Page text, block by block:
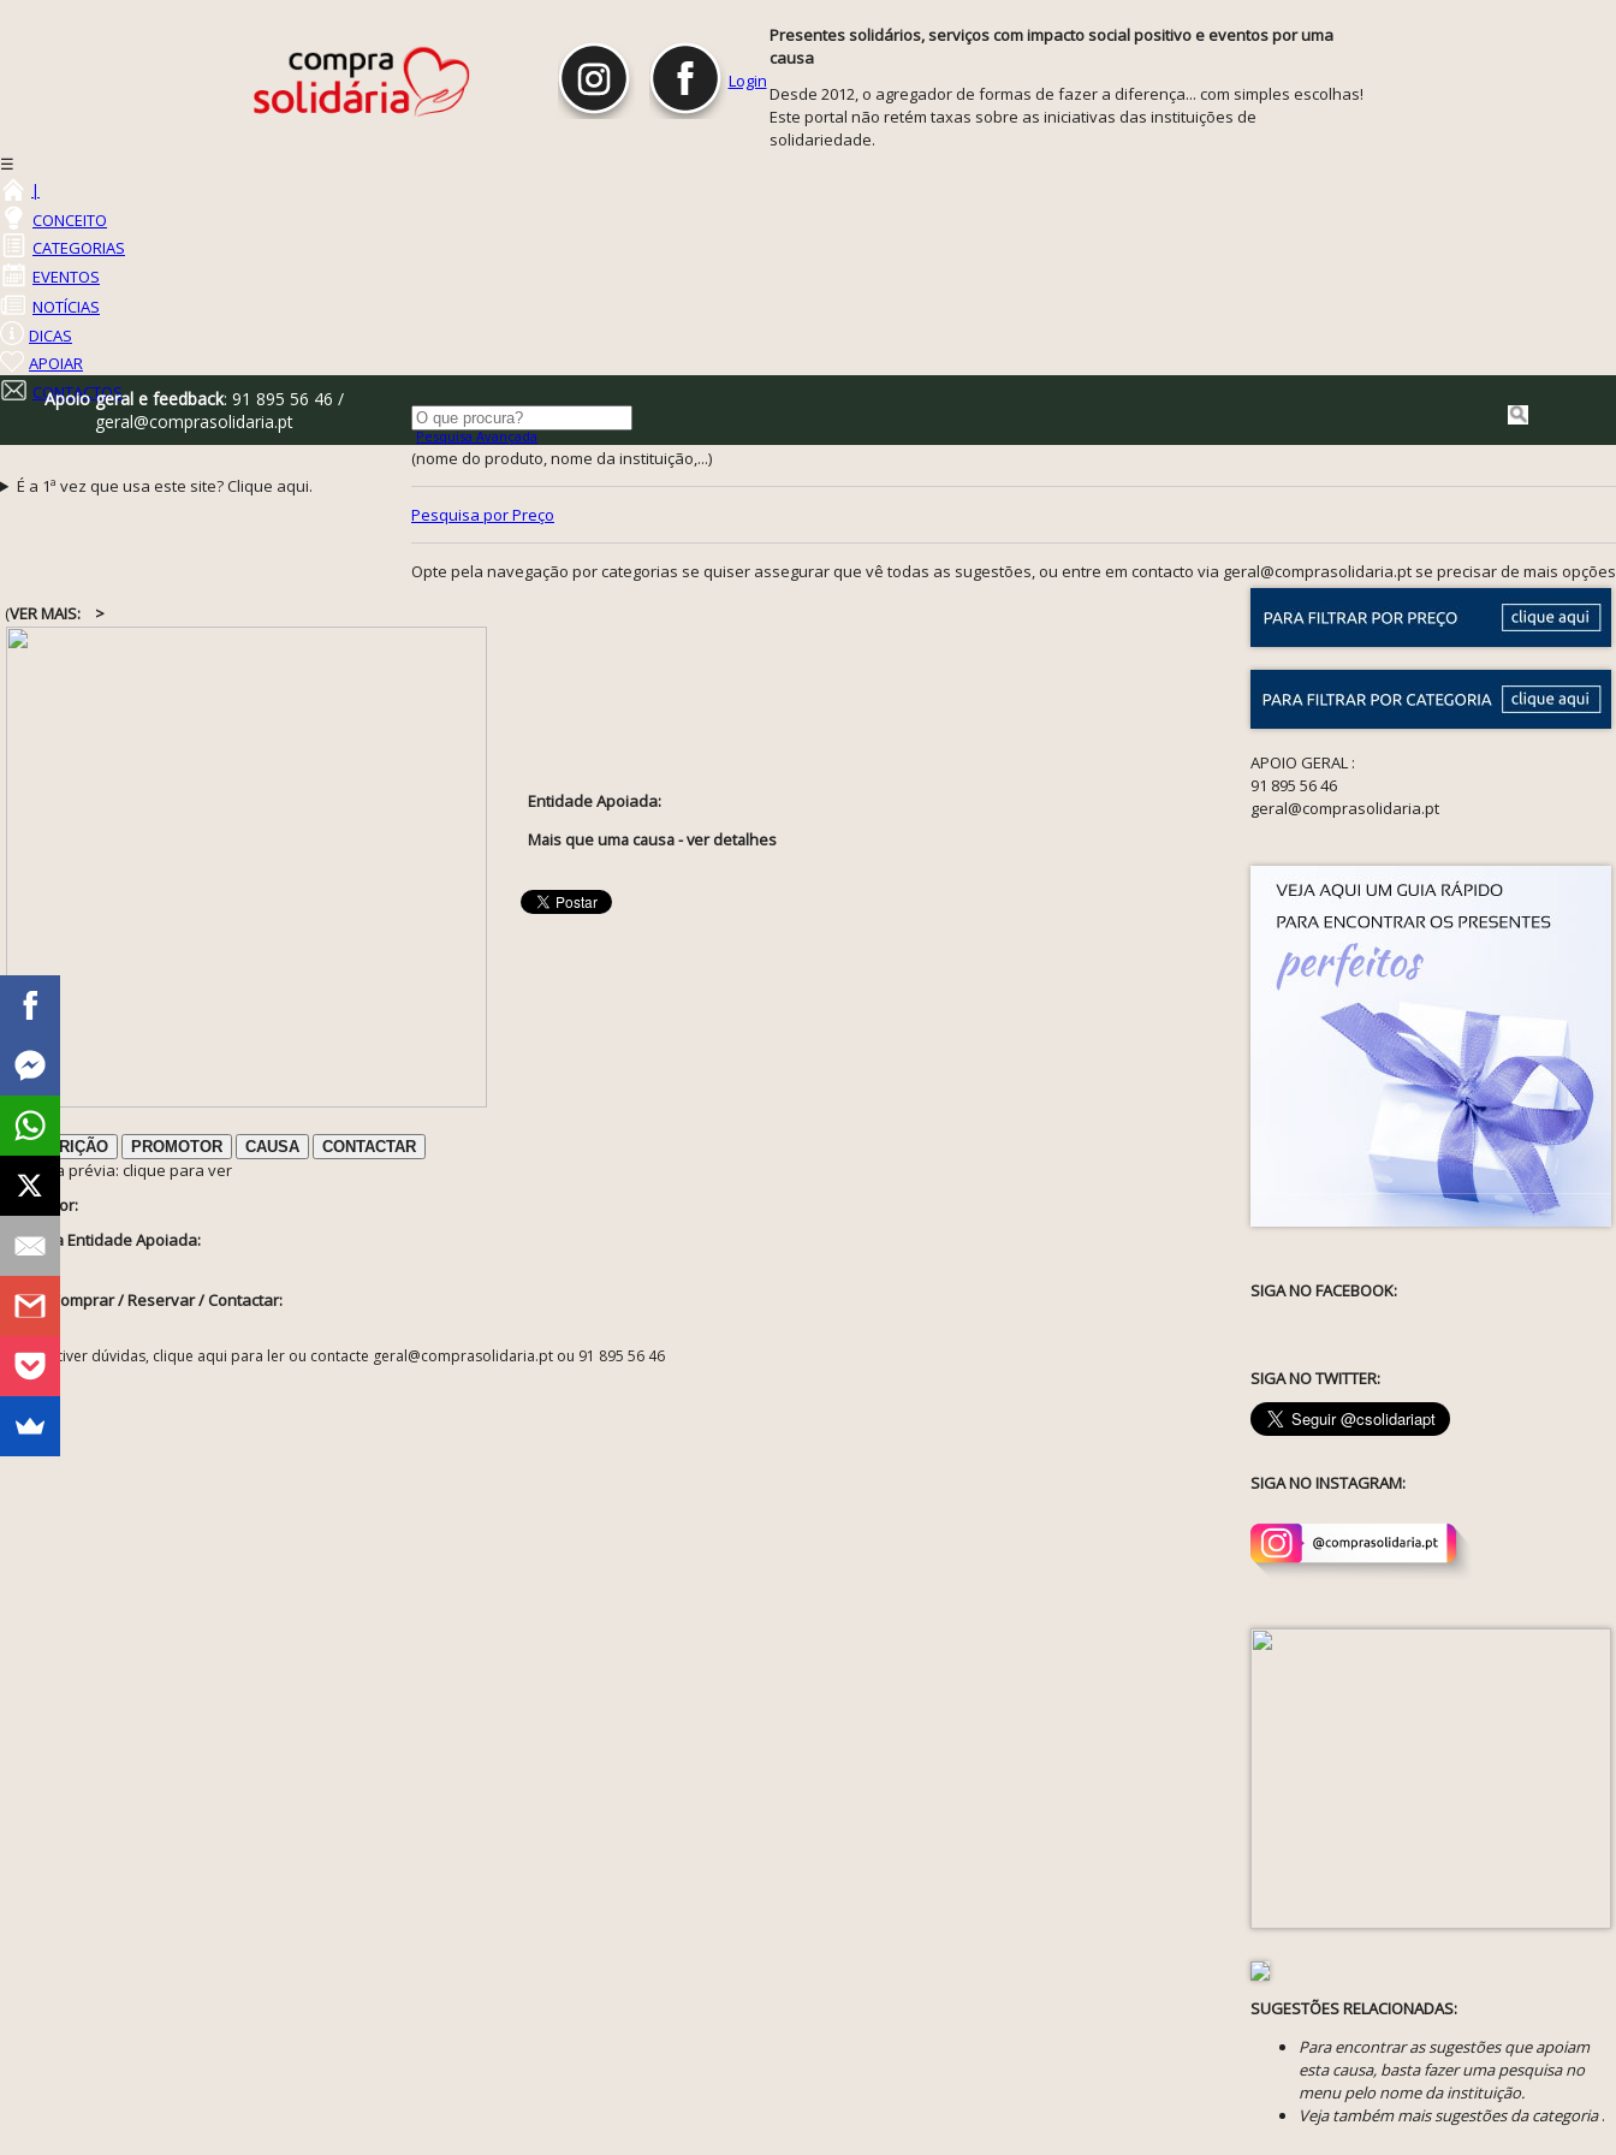
Login
Presentes solidários, serviços com impacto social positivo e eventos por uma
causa
Desde 2012, o agregador de formas de fazer a diferença... com simples escolhas!
Este portal não retém taxas sobre as iniciativas das instituições de
solidariedade.
☰
|
CONCEITO
CATEGORIAS
EVENTOS
NOTÍCIAS
DICAS
APOIAR
CONTACTOS
Pesquisa Avançada
(nome do produto, nome da instituição,...)
Pesquisa por Preço
Opte pela navegação por categorias se quiser assegurar que vê todas as sugestões, ou entre em contacto via geral@comprasolidaria.pt se precisar de mais opções
Apoio geral e feedback: 91 895 56 46 /
geral@comprasolidaria.pt
É a 1ª vez que usa este site? Clique aqui.
(VER MAIS: >
Entidade Apoiada:
Mais que uma causa - ver detalhes
DESCRIÇÃO PROMOTOR CAUSA CONTACTAR
ℹ️ Nota prévia: clique para ver
Promotor:
Sobre a Entidade Apoiada:
Como Comprar / Reservar / Contactar:
ℹ️ Se tiver dúvidas, clique aqui para ler ou contacte geral@comprasolidaria.pt ou 91 895 56 46
APOIO GERAL :
91 895 56 46
geral@comprasolidaria.pt
SIGA NO FACEBOOK:
SIGA NO TWITTER:
SIGA NO INSTAGRAM:
SUGESTÕES RELACIONADAS:
Para encontrar as sugestões que apoiam
esta causa, basta fazer uma pesquisa no
menu pelo nome da instituição.
Veja também mais sugestões da categoria.